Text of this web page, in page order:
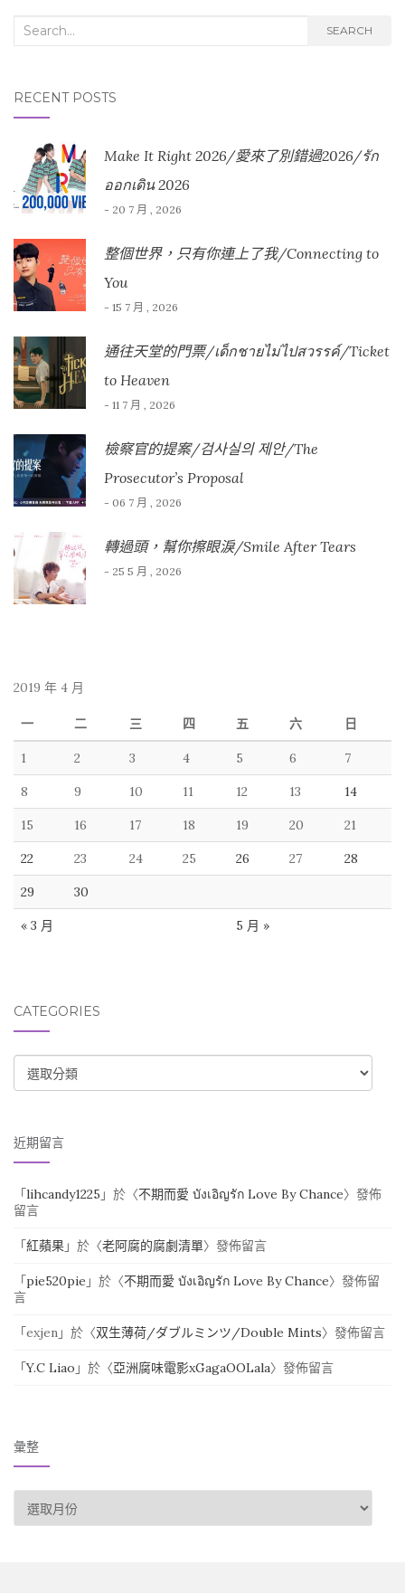
Search for: SEARCH
RECENT POSTS
Make It Right 2026/愛來了別錯過2026/รัก
ออกเดิน 2026
- 20 7 月 , 2026
整個世界，只有你連上了我/Connecting to
You
- 15 7 月 , 2026
通往天堂的門票/เด็กชายไม่ไปสวรรค์/Ticket
to Heaven
- 11 7 月 , 2026
檢察官的提案/검사실의 제안/The
Prosecutor’s Proposal
- 06 7 月 , 2026
轉過頭，幫你擦眼淚/Smile After Tears
- 25 5 月 , 2026
2019 年 4 月
一 二 三 四 五 六 日
« 3 月 5 月 »
1 2 3 4 5 6 7
8 9 10 11 12 13 14
15 16 17 18 19 20 21
22 23 24 25 26 27 28
29 30
CATEGORIES
CATEGORIES
近期留言
「 lihcandy1225 」於〈不期而愛 บังเอิญรัก Love By Chance〉發佈
留言
「 紅蘋果 」於〈老阿腐的腐劇清單〉發佈留言
「 pie520pie 」於〈不期而愛 บังเอิญรัก Love By Chance〉發佈留
言
「 exjen 」於〈双生薄荷/ダブルミンツ/Double Mints〉發佈留言
「Y.C Liao 」於〈亞洲腐味電影xGagaOOLala〉發佈留言
彙整
彙整